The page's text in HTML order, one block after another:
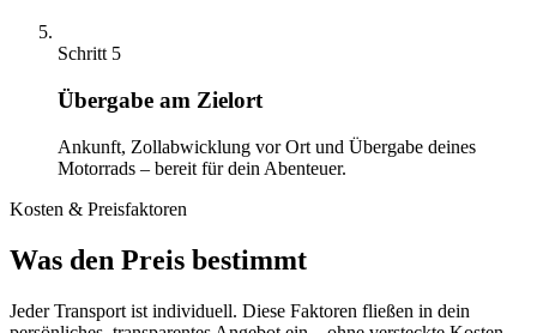
Schritt 5
Übergabe am Zielort
Ankunft, Zollabwicklung vor Ort und Übergabe deines
Motorrads – bereit für dein Abenteuer.
Kosten & Preisfaktoren
Was den Preis bestimmt
Jeder Transport ist individuell. Diese Faktoren fließen in dein